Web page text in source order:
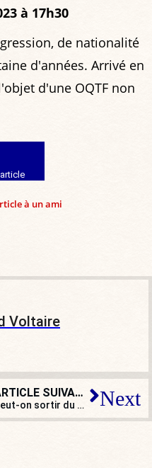
à 17h30
de nationalité
d'années. Arrivé en
d'une OQTF non
à un ami
Voltaire
ARTICLE SUIVANT
Peut-on sortir du système électrique européen ? Le temps des mauvaises décisions (1/2) Next